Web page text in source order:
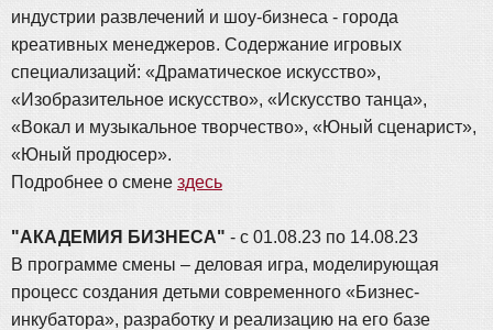
индустрии развлечений и шоу-бизнеса - города
креативных менеджеров. Содержание игровых
специализаций: «Драматическое искусство»,
«Изобразительное искусство», «Искусство танца»,
«Вокал и музыкальное творчество», «Юный сценарист»,
«Юный продюсер».
Подробнее о смене здесь
"АКАДЕМИЯ БИЗНЕСА" - с 01.08.23 по 14.08.23
В программе смены – деловая игра, моделирующая
процесс создания детьми современного «Бизнес-
инкубатора», разработку и реализацию на его базе